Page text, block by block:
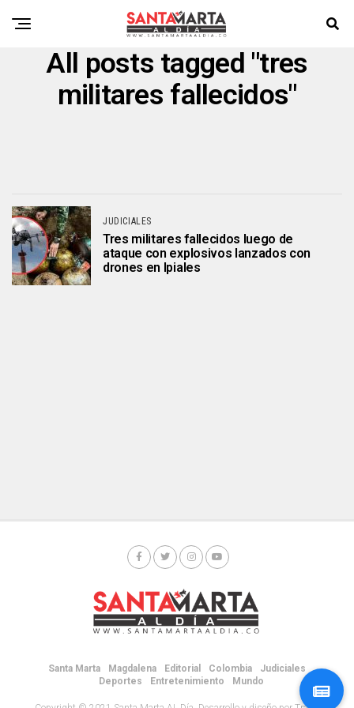
All posts tagged "tres
militares fallecidos"
JUDICIALES
Tres militares fallecidos luego de
ataque con explosivos lanzados con
drones en Ipiales
Santa Marta Magdalena Editorial Colombia
Judiciales
Deportes
Entretenimiento Mundo